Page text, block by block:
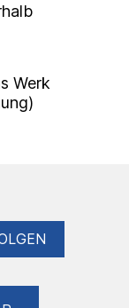
Werk